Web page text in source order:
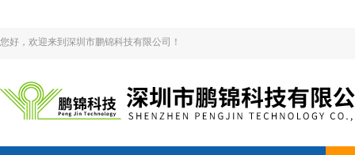
您好，欢迎来到深圳市鹏锦科技有限公司！